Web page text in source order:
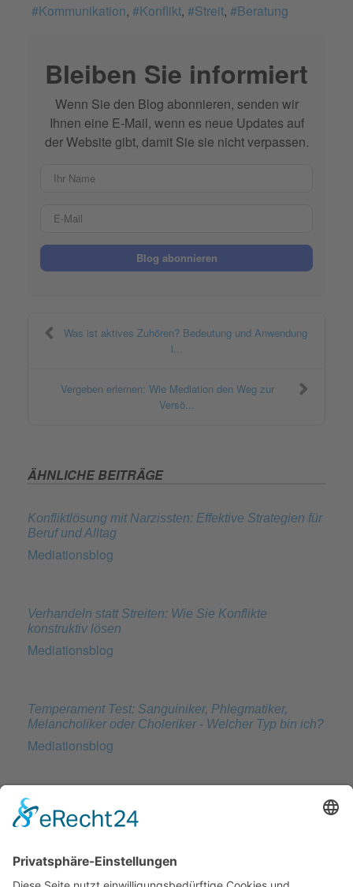
Kommunikation
Konflikt Streit Beratung
Bleiben Sie informiert
Wenn Sie den Blog abonnieren, senden wir
Ihnen eine E-Mail, wenn es neue Updates auf
der Website gibt, damit Sie sie nicht verpassen.
Blog abonnieren
Was ist aktives Zuhören? Bedeutung und Anwendung
i...
Vergeben erlernen: Wie Mediation den Weg zur
Versö...
ÄHNLICHE BEITRÄGE
Konfliktlösung mit Narzissten: Effektive Strategien für
Beruf und Alltag
Mediationsblog
Verhandeln statt Streiten: Wie Sie Konflikte
konstruktiv lösen
Mediationsblog
Temperament Test: Sanguiniker, Phlegmatiker,
Melancholiker oder Choleriker - Welcher Typ bin ich?
Mediationsblog
Ethische Dilemmata in der Mediationspraxis:
Definition, Kernbereiche und professioneller Umgang